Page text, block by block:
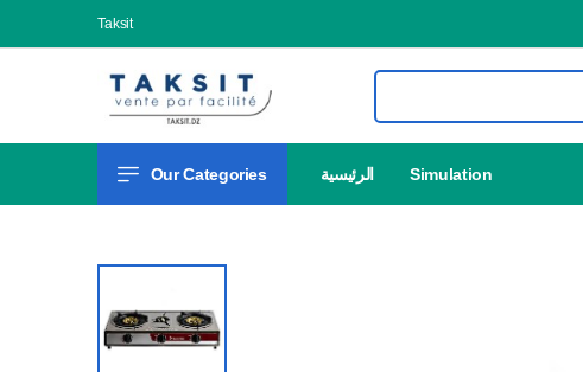
Taksit
Our Categories الرئيسية Simulation